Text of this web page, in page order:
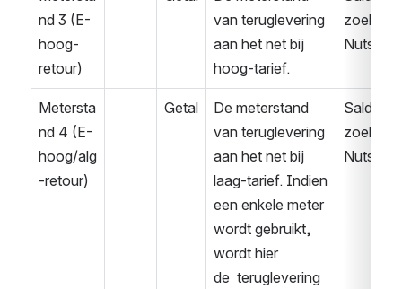
nd 3 (E-
hoog-
retour)
van teruglevering
aan het net bij
hoog-tarief.
zoek
Nuts
Metersta
nd 4 (E-
hoog/alg
-retour)
Getal
De meterstand
van teruglevering
aan het net bij
laag-tarief. Indien
een enkele meter
wordt gebruikt,
wordt hier
de  teruglevering
Saldover
zoek
Nuts